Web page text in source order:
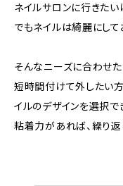
ネイルサロンに行きたい
でもネイルは綺麗にして
そんなニーズに合わせた
短時間付けて外したい
イルのデザインを選択で
粘着力があれば、繰り返